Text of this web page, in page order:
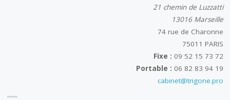
21 chemin de Luzzatti
13016 Marseille
74 rue de Charonne
75011 PARIS
Fixe : 09 52 15 73 72
Portable : 06 82 83 94 19
cabinet@trigone.pro